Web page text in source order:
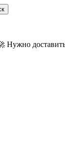
Нужно